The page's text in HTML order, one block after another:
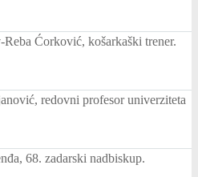
Ćorković, košarkaški trener.
redovni profesor univerziteta
68. zadarski nadbiskup.